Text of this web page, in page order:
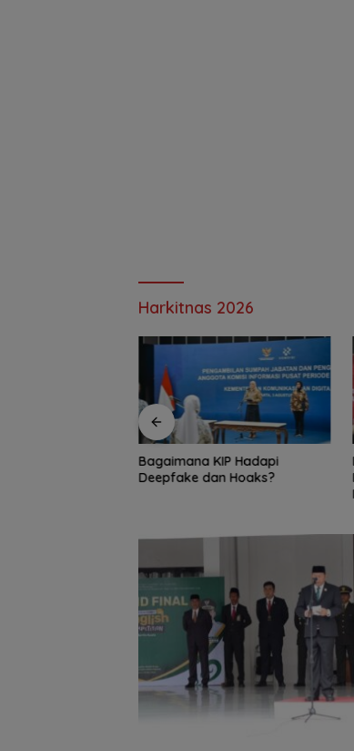
Harkitnas 2026
Bagaimana KIP Hadapi
Deepfake dan Hoaks?